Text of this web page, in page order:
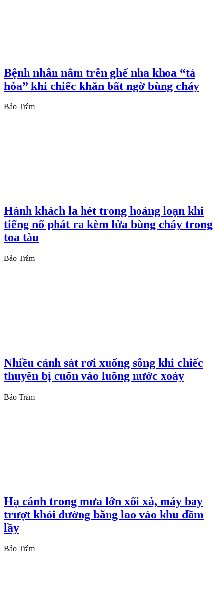
Bệnh nhân nằm trên ghế nha khoa “tá
hỏa” khi chiếc khăn bất ngờ bùng cháy
Bảo Trâm
Hành khách la hét trong hoảng loạn khi
tiếng nổ phát ra kèm lửa bùng cháy trong
toa tàu
Bảo Trâm
Nhiều cảnh sát rơi xuống sông khi chiếc
thuyền bị cuốn vào luồng nước xoáy
Bảo Trâm
Hạ cánh trong mưa lớn xối xả, máy bay
trượt khỏi đường băng lao vào khu đầm
lầy
Bảo Trâm